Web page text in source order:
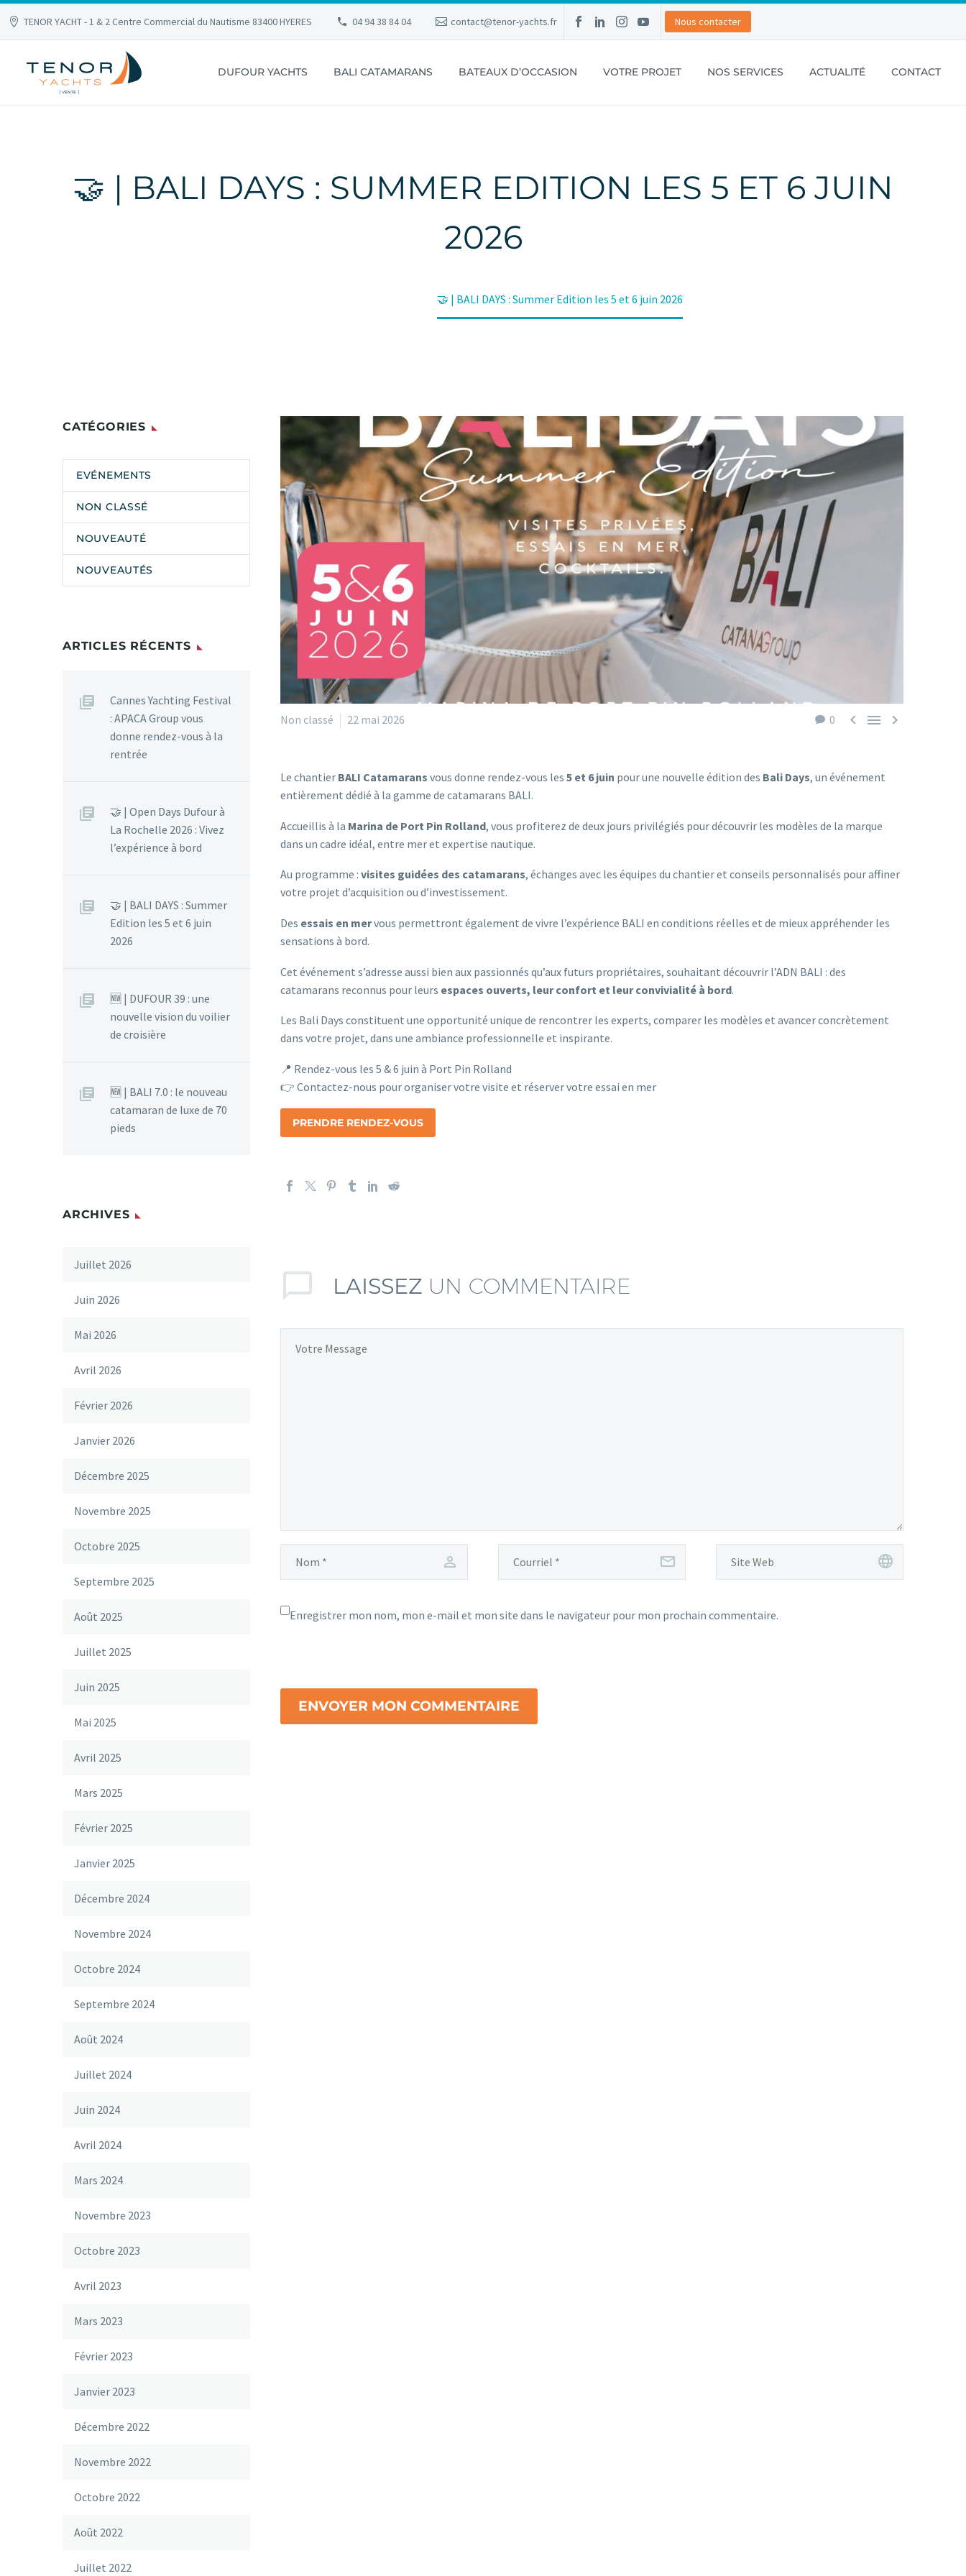
TENOR YACHT - 1 & 2 Centre Commercial du Nautisme 83400 HYERES 04 94 38 84 04 contact@tenor-yachts.fr Nous contacter
DUFOUR YACHTS BALI CATAMARANS BATEAUX D’OCCASION VOTRE PROJET NOS SERVICES ACTUALITÉ CONTACT
🤝 | BALI DAYS : SUMMER EDITION LES 5 ET 6 JUIN
2026
🤝 | BALI DAYS : Summer Edition les 5 et 6 juin 2026
0   
Non classé 22 mai 2026
Le chantier BALI Catamarans vous donne rendez-vous les 5 et 6 juin pour une nouvelle édition des Bali Days, un événement
entièrement dédié à la gamme de catamarans BALI.
Accueillis à la Marina de Port Pin Rolland, vous profiterez de deux jours privilégiés pour découvrir les modèles de la marque
dans un cadre idéal, entre mer et expertise nautique.
Au programme : visites guidées des catamarans, échanges avec les équipes du chantier et conseils personnalisés pour affiner
votre projet d’acquisition ou d’investissement.
Des essais en mervous permettront également de vivre l’expérience BALI en conditions réelles et de mieux appréhender les
sensations à bord.
Cet événement s’adresse aussi bien aux passionnés qu’aux futurs propriétaires, souhaitant découvrir l’ADN BALI : des
catamarans reconnus pour leurs espaces ouverts, leur confort et leur convivialité à bord.
Les Bali Days constituent une opportunité unique de rencontrer les experts, comparer les modèles et avancer concrètement
dans votre projet, dans une ambiance professionnelle et inspirante.
📍 Rendez-vous les 5 & 6 juin à Port Pin Rolland
👉 Contactez-nous pour organiser votre visite et réserver votre essai en mer
PRENDRE RENDEZ-VOUS
LAISSEZ UN COMMENTAIRE
Enregistrer mon nom, mon e-mail et mon site dans le navigateur pour mon prochain commentaire.
ENVOYER MON COMMENTAIRE
CATÉGORIES
EVÉNEMENTS
NON CLASSÉ
NOUVEAUTÉ
NOUVEAUTÉS
ARTICLES RÉCENTS
Cannes Yachting Festival
: APACA Group vous
donne rendez-vous à la
rentrée
🤝 | Open Days Dufour à
La Rochelle 2026 : Vivez
l’expérience à bord
🤝 | BALI DAYS : Summer
Edition les 5 et 6 juin
2026
🆕 | DUFOUR 39 : une
nouvelle vision du voilier
de croisière
🆕 | BALI 7.0 : le nouveau
catamaran de luxe de 70
pieds
ARCHIVES
Juillet 2026
Juin 2026
Mai 2026
Avril 2026
Février 2026
Janvier 2026
Décembre 2025
Novembre 2025
Octobre 2025
Septembre 2025
Août 2025
Juillet 2025
Juin 2025
Mai 2025
Avril 2025
Mars 2025
Février 2025
Janvier 2025
Décembre 2024
Novembre 2024
Octobre 2024
Septembre 2024
Août 2024
Juillet 2024
Juin 2024
Avril 2024
Mars 2024
Novembre 2023
Octobre 2023
Avril 2023
Mars 2023
Février 2023
Janvier 2023
Décembre 2022
Novembre 2022
Octobre 2022
Août 2022
Juillet 2022